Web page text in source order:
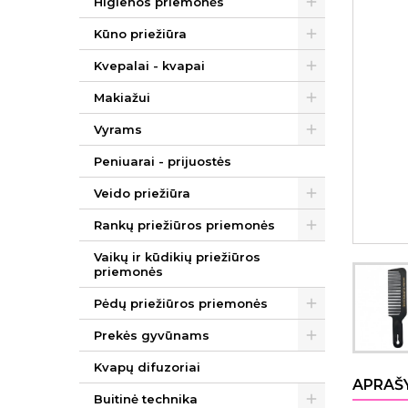
Kūno priežiūra
Kvepalai - kvapai
Makiažui
Vyrams
Peniuarai - prijuostės
Veido priežiūra
Rankų priežiūros priemonės
Vaikų ir kūdikių priežiūros
priemonės
Pėdų priežiūros priemonės
Prekės gyvūnams
Kvapų difuzoriai
Buitinė technika